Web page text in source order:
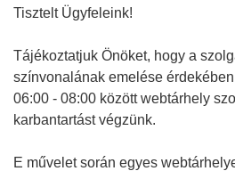
Tisztelt Ügyfeleink!
Tájékoztatjuk Önöket, hogy a
színvonalának emelése
06:00 - 08:00 között webtárhely
karbantartást végzünk.
E művelet során egyes